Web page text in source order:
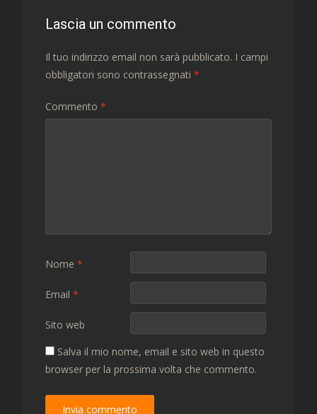
Lascia un commento
Il tuo indirizzo email non sarà pubblicato. I campi
obbligatori sono contrassegnati *
Commento *
Nome *
Email *
Sito web
Salva il mio nome, email e sito web in questo
browser per la prossima volta che commento.